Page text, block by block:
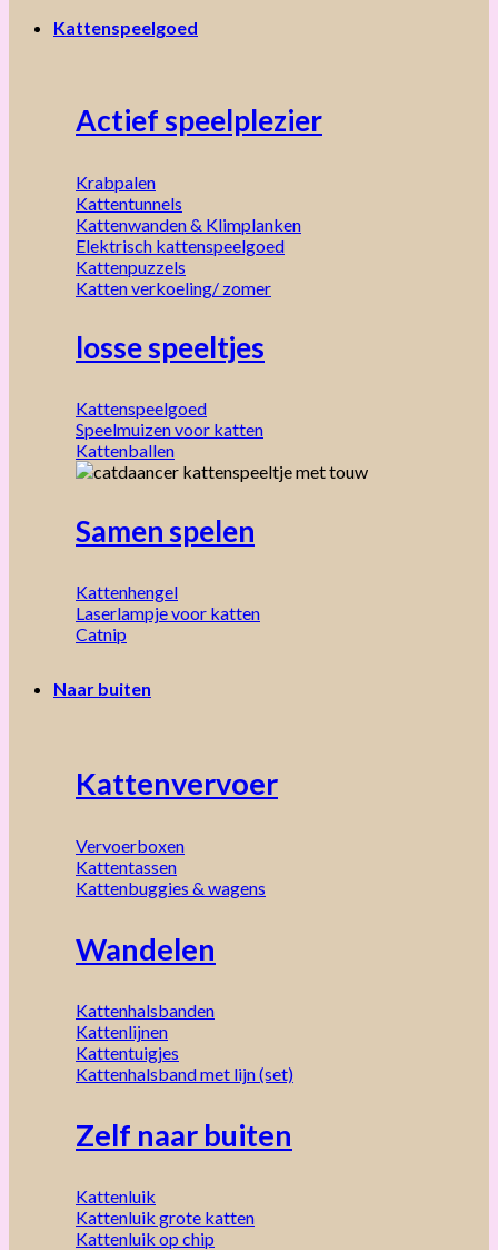
Kattenspeelgoed
Actief speelplezier
Krabpalen
Kattentunnels
Kattenwanden & Klimplanken
Elektrisch kattenspeelgoed
Kattenpuzzels
Katten verkoeling/ zomer
losse speeltjes
Kattenspeelgoed
Speelmuizen voor katten
Kattenballen
Samen spelen
Kattenhengel
Laserlampje voor katten
Catnip
Naar buiten
Kattenvervoer
Vervoerboxen
Kattentassen
Kattenbuggies & wagens
Wandelen
Kattenhalsbanden
Kattenlijnen
Kattentuigjes
Kattenhalsband met lijn (set)
Zelf naar buiten
Kattenluik
Kattenluik grote katten
Kattenluik op chip